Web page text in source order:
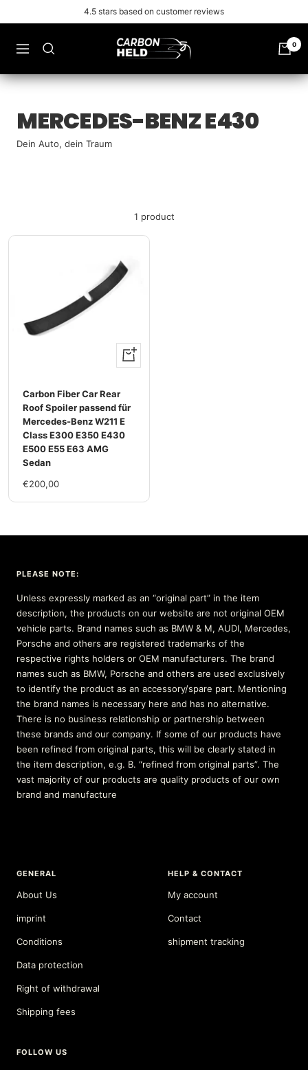
to
4.5 stars based on customer reviews
Navigation
Carbonheld 0
MERCEDES-BENZ E430
Dein Auto, dein Traum
1 product
+
Add
Carbon Fiber Car Rear
Roof Spoiler passend für
Mercedes-Benz W211 E
Class E300 E350 E430
E500 E55 E63 AMG
Sedan
Sale
€200,00
PLEASE NOTE:
Unless expressly marked as an “original part” in the item
description, the products on our website are not original OEM
vehicle parts. Brand names such as BMW & M, AUDI, Mercedes,
Porsche and others are registered trademarks of the
respective rights holders or OEM manufacturers. The brand
names such as BMW, Porsche and others are used exclusively
to identify the product as an accessory/spare part. Mentioning
the brand names is necessary here and has no alternative.
There is no business relationship or partnership between
these brands and our company. If some of our products have
been refined from original parts, this will be clearly stated in
the item description, e.g. B. “refined from original parts”. The
vast majority of our products are quality products of our own
brand and manufacture
GENERAL
About Us
imprint
Conditions
Data protection
Right of withdrawal
Shipping fees
HELP & CONTACT
My account
Contact
shipment tracking
FOLLOW US